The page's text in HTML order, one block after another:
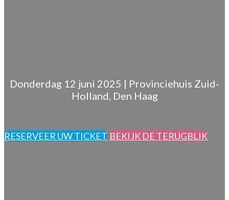
Donderdag 12 juni 2025 | Provinciehuis Zuid-
Holland, Den Haag
RESERVEER UW TICKETBEKIJK DE TERUGBLIK